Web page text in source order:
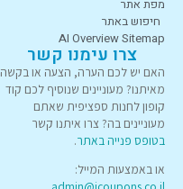
מפת אתר
חיפוש באתר
AI Overview Sitemap
צרו עימנו קשר
האם יש לכם הערה, הצעה או בקשה
מאיתנו? מעוניינים שנוסיף לכם קוד
קופון לחנות ספציפית שאתם
מעוניינים בה? צרו איתנו קשר
בטופס פנייה באתר.
או באמצעות המייל: